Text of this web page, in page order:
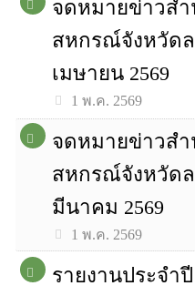
จดหมายข่าวสำ
สหกรณ์จังหวัด
เมษายน 2569
1 พ.ค. 2569
จดหมายข่าวสำ
สหกรณ์จังหวัด
มีนาคม 2569
1 พ.ค. 2569
รายงานประจำ